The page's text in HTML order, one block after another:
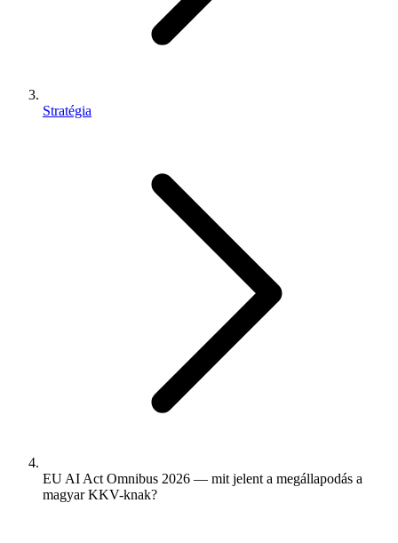
Stratégia
EU AI Act Omnibus 2026 — mit jelent a megállapodás a
magyar KKV-knak?